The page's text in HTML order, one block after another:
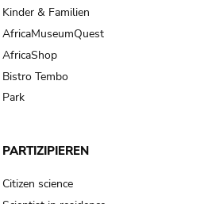
Kinder & Familien
AfricaMuseumQuest
AfricaShop
Bistro Tembo
Park
PARTIZIPIEREN
Citizen science